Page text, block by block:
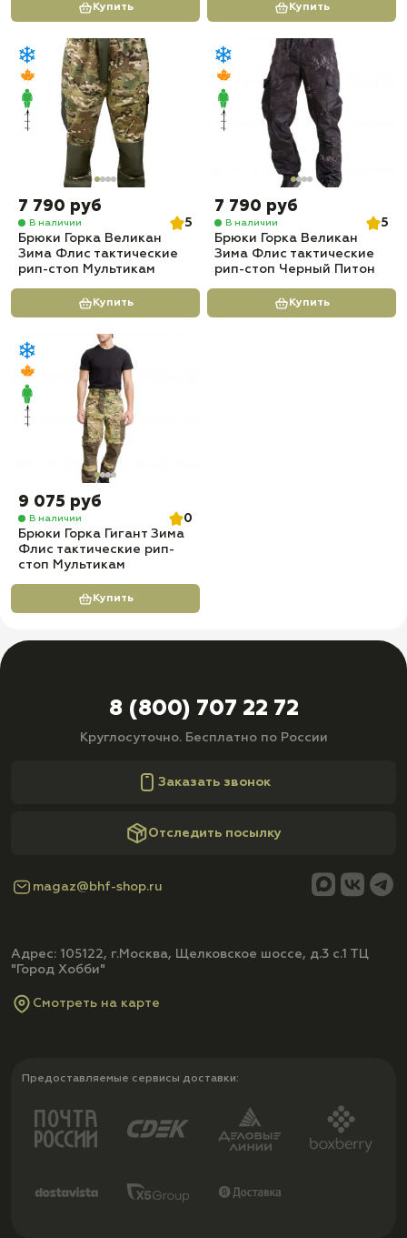
Купить Купить
7 790 руб
В наличии
5
Брюки Горка Великан
Зима Флис тактические
рип-стоп Мультикам
Купить
7 790 руб
В наличии
5
Брюки Горка Великан
Зима Флис тактические
рип-стоп Черный Питон
Купить
9 075 руб
В наличии
0
Брюки Горка Гигант Зима
Флис тактические рип-
стоп Мультикам
Купить
8 (800) 707 22 72
Круглосуточно. Бесплатно по России
Заказать звонок
Отследить посылку
magaz@bhf-shop.ru
Адрес: 105122, г.Москва, Щелковское шоссе, д.3 с.1 ТЦ
"Город Хобби"
Смотреть на карте
Предоставляемые сервисы доставки: